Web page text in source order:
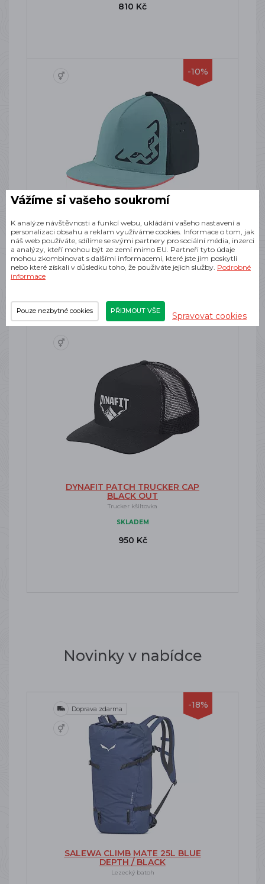
810 Kč
-10%
DYNAFIT TECH TRUCKER CAP
MARINE BLUE
Kšiltovka
SKLADEM
855 Kč
DYNAFIT PATCH TRUCKER CAP
BLACK OUT
Trucker kšiltovka
SKLADEM
950 Kč
Novinky v nabídce
-18%
Doprava zdarma
SALEWA CLIMB MATE 25L BLUE
DEPTH / BLACK
Lezecký batoh
Vážíme si vašeho soukromí
K analýze návštěvnosti a funkcí webu, ukládání vašeho nastavení a
personalizaci obsahu a reklam využíváme cookies. Informace o tom, jak
náš web používáte, sdílíme se svými partnery pro sociální média, inzerci
a analýzy, kteří mohou být ze zemí mimo EU. Partneři tyto údaje
mohou zkombinovat s dalšími informacemi, které jste jim poskytli
nebo které získali v důsledku toho, že používáte jejich služby. Podrobné
informace
Pouze nezbytné cookies PŘIJMOUT VŠE Spravovat cookies